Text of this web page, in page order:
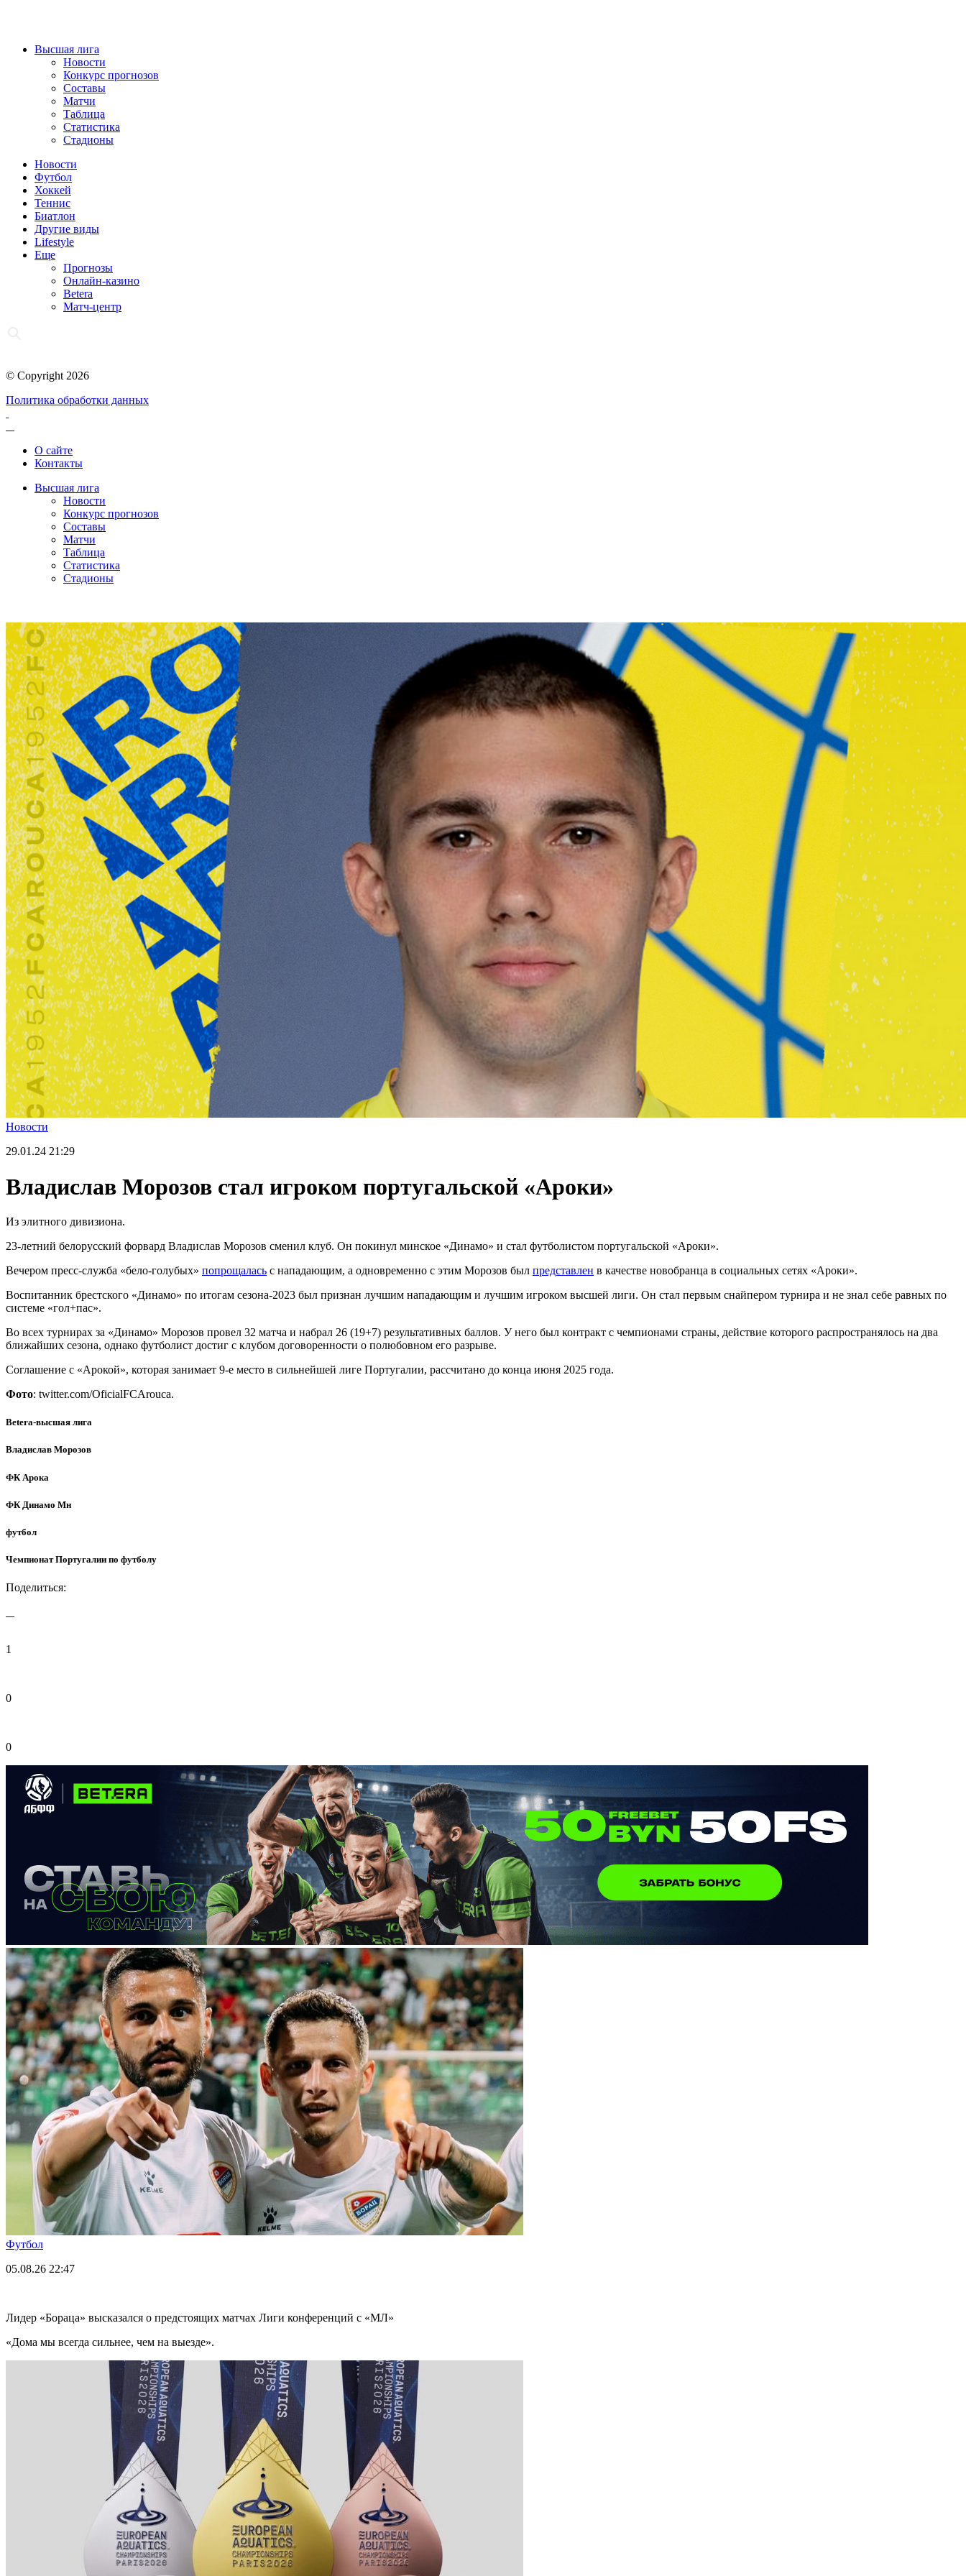
Высшая лига
Новости
Конкурс прогнозов
Составы
Матчи
Таблица
Статистика
Стадионы
Новости
Футбол
Хоккей
Теннис
Биатлон
Другие виды
Lifestyle
Еще
Прогнозы
Онлайн-казино
Betera
Матч-центр
© Copyright 2026
Политика обработки данных
О сайте
Контакты
Высшая лига
Новости
Конкурс прогнозов
Составы
Матчи
Таблица
Статистика
Стадионы
Новости
29.01.24 21:29
Владислав Морозов стал игроком португальской «Ароки»
Из элитного дивизиона.
23-летний белорусский форвард Владислав Морозов сменил клуб. Он покинул минское «Динамо» и стал футболистом португальской «Ароки».
Вечером пресс-служба «бело-голубых» попрощалась с нападающим, а одновременно с этим Морозов был представлен в качестве новобранца в социальных сетях «Ароки».
Воспитанник брестского «Динамо» по итогам сезона-2023 был признан лучшим нападающим и лучшим игроком высшей лиги. Он стал первым снайпером турнира и не знал себе равных по
системе «гол+пас».
Во всех турнирах за «Динамо» Морозов провел 32 матча и набрал 26 (19+7) результативных баллов. У него был контракт с чемпионами страны, действие которого распространялось на два
ближайших сезона, однако футболист достиг с клубом договоренности о полюбовном его разрыве.
Соглашение с «Арокой», которая занимает 9-е место в сильнейшей лиге Португалии, рассчитано до конца июня 2025 года.
Фото: twitter.com/OficialFCArouca.
Betera-высшая лига
Владислав Морозов
ФК Арока
ФК Динамо Мн
футбол
Чемпионат Португалии по футболу
Поделиться:
1
0
0
Футбол
05.08.26 22:47
Лидер «Бораца» высказался о предстоящих матчах Лиги конференций с «МЛ»
«Дома мы всегда сильнее, чем на выезде».